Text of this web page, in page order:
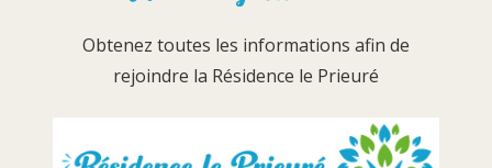
Obtenez toutes les informations afin de
rejoindre la Résidence le Prieuré